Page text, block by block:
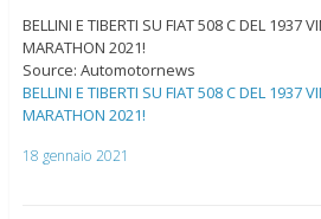
BELLINI E TIBERTI SU FIAT 508 C DEL 1937
MARATHON 2021!
Source: Automotornews
BELLINI E TIBERTI SU FIAT 508 C DEL 1937
MARATHON 2021!
18 gennaio 2021